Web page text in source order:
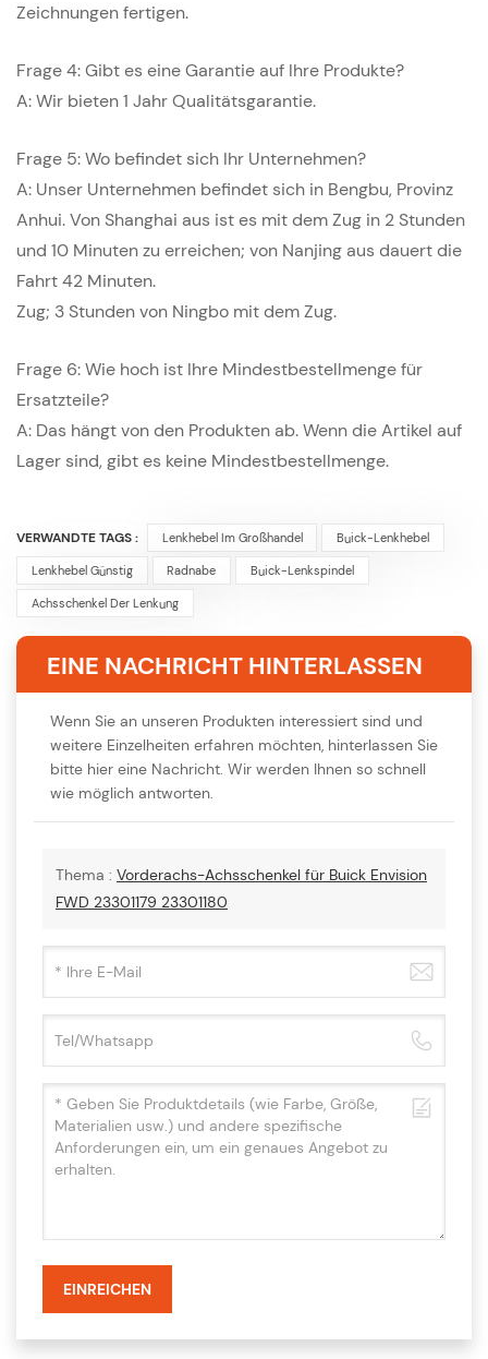
Zeichnungen fertigen.
Frage 4: Gibt es eine Garantie auf Ihre Produkte?
A: Wir bieten 1 Jahr Qualitätsgarantie.
Frage 5: Wo befindet sich Ihr Unternehmen?
A: Unser Unternehmen befindet sich in Bengbu, Provinz
Anhui. Von Shanghai aus ist es mit dem Zug in 2 Stunden
und 10 Minuten zu erreichen; von Nanjing aus dauert die
Fahrt 42 Minuten.
Zug; 3 Stunden von Ningbo mit dem Zug.
Frage 6: Wie hoch ist Ihre Mindestbestellmenge für
Ersatzteile?
A: Das hängt von den Produkten ab. Wenn die Artikel auf
Lager sind, gibt es keine Mindestbestellmenge.
VERWANDTE TAGS : Lenkhebel Im Großhandel Buick-Lenkhebel
Lenkhebel Günstig Radnabe Buick-Lenkspindel
Achsschenkel Der Lenkung
EINE NACHRICHT HINTERLASSEN
Wenn Sie an unseren Produkten interessiert sind und
weitere Einzelheiten erfahren möchten, hinterlassen Sie
bitte hier eine Nachricht. Wir werden Ihnen so schnell
wie möglich antworten.
Thema : Vorderachs-Achsschenkel für Buick Envision
FWD 23301179 23301180
EINREICHEN